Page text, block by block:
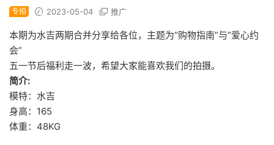
专拍 2023-05-04 推广
本期为水吉两期合并分享给各位，主题为“购物指南”与“爱心约
会”
五一节后福利走一波，希望大家能喜欢我们的拍摄。
简介:
模特：水吉
身高：165
体重：48KG